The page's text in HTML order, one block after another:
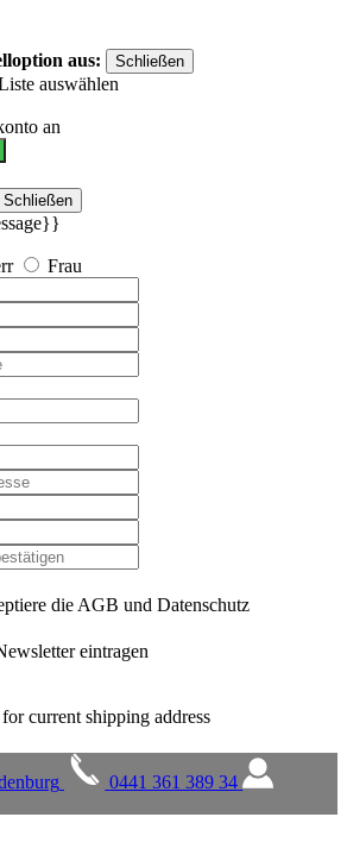
aus: Schließen
auswählen
an
Schließen
Frau
die AGB und Datenschutz
eintragen
current shipping address
0441 361 389 34